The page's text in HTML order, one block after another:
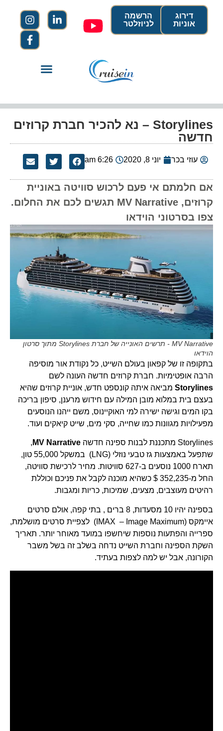
הרשמה
לניוזלטר
דירוג
אוניות
Storylines – נא להכיר חברת קרוזים
חדשה
עוזי בכר יוני 8, 2020 6:26 am
אם חלמתם אי פעם לרכוש סוויטה באוניית
קרוזים, MV Narrative תגשים לכם את החלום.
צפו בסרטוני הוידאו
MV Narrative - תרשים האונייה של חברת Storylines מתוך סרטון
הוידאו
בתקופה זו של קפאון בעולם השייט, כל נקודת אור מוסיפה
הרבה אופטימיות. חברת קרוזים חדשה העונה לשם
Storylines מביאה איתה קונספט חדש, אוניית קרוזים שהיא
בעצם בית במלוא מובן המילה עם חידוש מרענן, סיפון בריכה
בקו המים וגישה ישירה למי האוקיינוס, משם ייהנו הנוסעים
מפעילויות מגוונות כמו שחייה, סקי מים, שייט קיאקים ועוד.
Storylines מתכננת לבנות ספינה חדשה MV Narrative
,
שתפעל באמצעות גז טבעי נוזלי (LNG) במשקל 55,000 טון,
תארח 1000 נוסעים ב-627 סוויטות. מחיר לרכישת סוויטה,
החל מ-352,235 $ כשהיא מוכנה לקבל את פניכם וכוללת
רהיטים מעוצבים, מצעים, שמיכות, כריות ומגבות.
בספינה יהיו 10 מסעדות, 8 ברים , בתי קפה, אולם סרטים
איימקס (IMAX – Image Maximum) לצפיית סרטים מושלמת,
ספרייה והפתעות נוספות שיחשפו במועד מאוחר יותר. תאריך
השקת הספינה וחברת השייט נדחה בשלב זה בשל משבר
הקורונה, אבל יש למה לצפות בעתיד.